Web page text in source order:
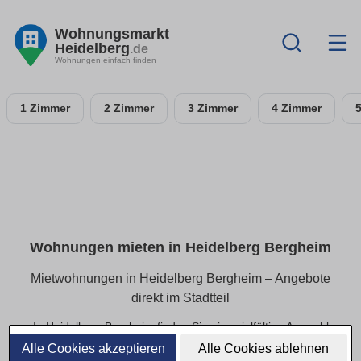
Alle Cookies akzeptieren Alle Cookies ablehnen
Wohnungsmarkt
Heidelberg.de
Wohnungen einfach finden
1 Zimmer 2 Zimmer 3 Zimmer 4 Zimmer
Wohnungen mieten in Heidelberg Bergheim
Mietwohnungen in Heidelberg Bergheim – Angebote
direkt im Stadtteil
In Heidelberg Bergheim finden Sie eine vielfältige Auswahl
an Mietwohnungen – von kompakten Apartments bis hin zu